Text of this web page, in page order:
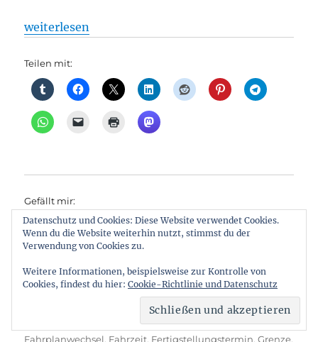
„Regionalverkehr: Neue Oder-Brücke: RB26 fährt
weiterlesen
Teilen mit:
Gefällt mir:
Veröffentlicht
26. Juli 2024 Kategorien
Infrastruktur,Polen,
Schlagwörter
Autobrücke,Bröcker,Brücke,
Deutsch,Ersatzverkehr,
Fahrplanwechsel, Fahrzeit, Fertigstellungstermin,Grenze,
Datenschutz und Cookies: Diese Website verwendet Cookies.
Wenn du die Website weiterhin nutzt, stimmst du der
Verwendung von Cookies zu.
Weitere Informationen, beispielsweise zur Kontrolle von
Cookies, findest du hier: Cookie-Richtlinie und Datenschutz